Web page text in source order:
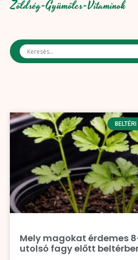
Zöldség-Gyümölcs-Vitaminok
Mely magokat érdemes
utolsó fagy előtt